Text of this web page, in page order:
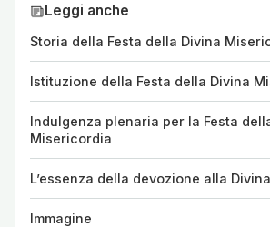
Leggi anche
Storia della Festa della Divina
Istituzione della Festa della Divina
Indulgenza plenaria per la Festa
Misericordia
L’essenza della devozione alla
Immagine